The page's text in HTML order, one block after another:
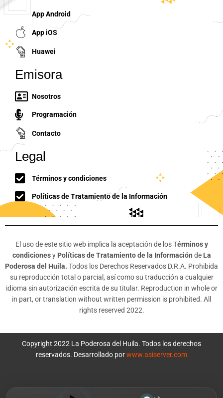
App Android
App iOS
Huawei
Emisora
Nosotros
Programación
Contacto
Legal
Términos y condiciones
Políticas de Tratamiento de la Información
El uso de este sitio web implica la aceptación de los Términos y
condicionesy Políticas de Tratamiento de la Información de La
Poderosa del Huila. Todos los Derechos Reservados D.R.A. Prohibida
su reproducción total o parcial, así como su traducción a cualquier
idioma sin autorización escrita de su titular. Reproduction in whole or
in part, or translation without written permission is prohibited. All
rights reserved 2022.
Copyright 2022 La Poderosa del Huila. Todos los derechos
reservados. Desarrollado porwww.asiserver.com